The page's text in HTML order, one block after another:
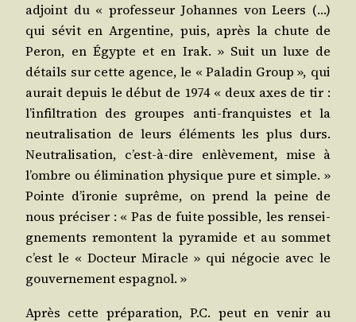
adjoint du « pro­fes­seur Johannes von Leers (…)
qui sévit en Argen­tine, puis, après la chute de
Per­on, en Égypte et en Irak. » Suit un luxe de
détails sur cette agence, le « Pala­din Group », qui
aurait depuis le début de 1974 « deux axes de tir :
l’in­fil­tra­tion des groupes anti-fran­quistes et la
neu­tra­li­sa­tion de leurs élé­ments les plus durs.
Neu­tra­li­sa­tion, c’est-à-dire enlè­ve­ment, mise à
l’ombre ou éli­mi­na­tion phy­sique pure et simple. »
Pointe d’i­ro­nie suprême, on prend la peine de
nous pré­ci­ser : « Pas de fuite pos­sible, les ren­sei­
gne­ments remontent la pyra­mide et au som­met
c’est le « Doc­teur Miracle » qui négo­cie avec le
gou­ver­ne­ment espagnol. »
Après cette pré­pa­ra­tion, P.C. peut en venir au